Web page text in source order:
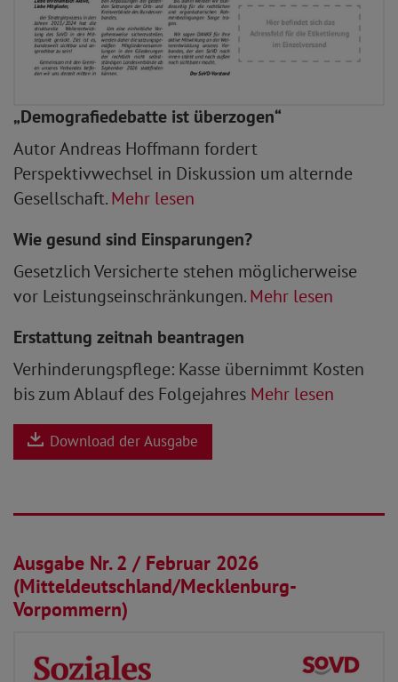
„Demografiedebatte ist überzogen“
Autor Andreas Hoffmann fordert
Perspektivwechsel in Diskussion um alternde
Gesellschaft.Mehr lesen
Wie gesund sind Einsparungen?
Gesetzlich Versicherte stehen möglicherweise
vor Leistungseinschränkungen.Mehr lesen
Erstattung zeitnah beantragen
Verhinderungspflege: Kasse übernimmt Kosten
bis zum Ablauf des Folgejahres Mehr lesen
Download der Ausgabe
29.01.2026
Ausgabe Nr. 2 / Februar 2026
(Mitteldeutschland/Mecklenburg-
Vorpommern)